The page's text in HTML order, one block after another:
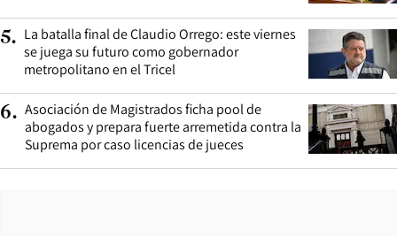
5. La batalla final de Claudio Orrego: este viernes
se juega su futuro como gobernador
metropolitano en el Tricel
6. Asociación de Magistrados ficha pool de
abogados y prepara fuerte arremetida contra la
Suprema por caso licencias de jueces